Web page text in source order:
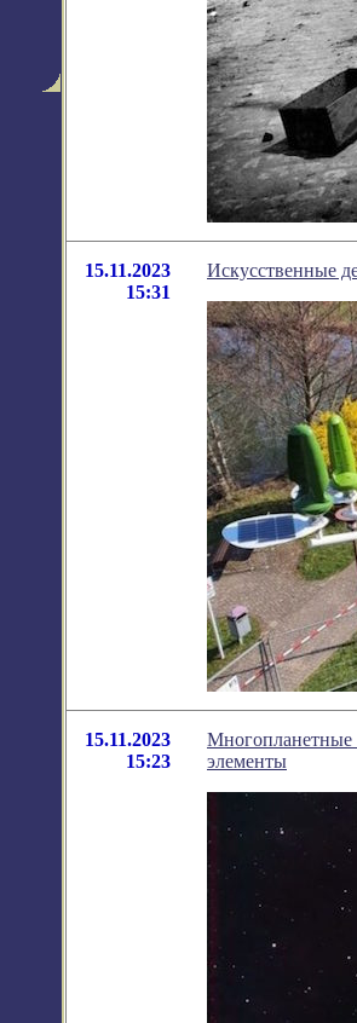
15.11.2023
15:31
Искусственные
15.11.2023
15:23
Многопланетные
элементы